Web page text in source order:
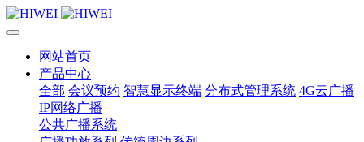
网站首页
产品中心
全部 会议预约 智慧显示终端 分布式管理系统 4G云广播
IP网络广播
公共广播系统